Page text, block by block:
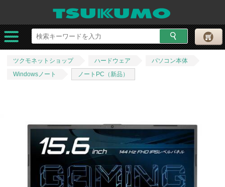
ツクモネットショップ ハードウェア
パソコン本体
Windowsノート
ノートPC（新品）